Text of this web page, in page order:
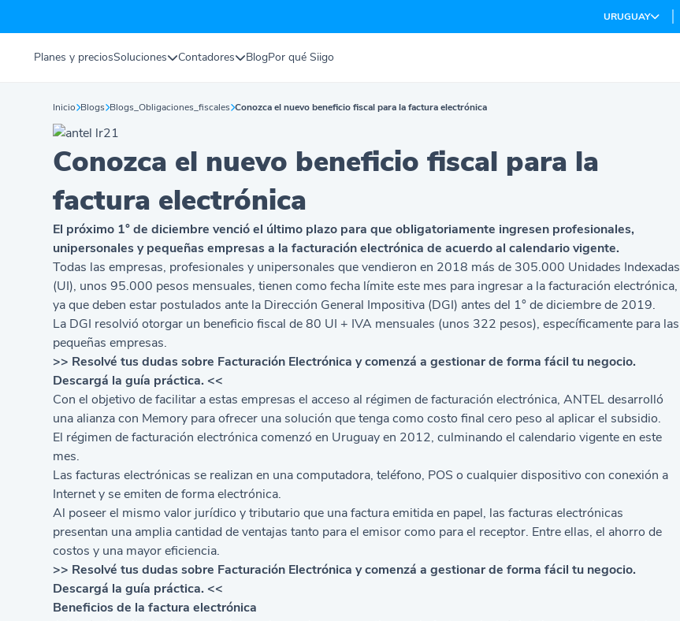
URUGUAY
Planes y preciosSoluciones Contadores BlogPor qué Siigo
Inicio Blogs Blogs_Obligaciones_fiscales Conozca el nuevo beneficio fiscal para la factura electrónica
Conozca el nuevo beneficio fiscal para la
factura electrónica
El próximo 1° de diciembre venció el último plazo para que obligatoriamente ingresen profesionales,
unipersonales y pequeñas empresas a la facturación electrónica de acuerdo al calendario vigente.
Todas las empresas, profesionales y unipersonales que vendieron en 2018 más de 305.000 Unidades Indexadas
(UI), unos 95.000 pesos mensuales, tienen como fecha límite este mes para ingresar a lafacturación electrónica,
ya que deben estar postulados ante la Dirección General Impositiva (DGI) antes del 1° de diciembre de 2019.
La DGI resolvió otorgar un beneficio fiscal de 80 UI + IVA mensuales (unos 322 pesos), específicamente para las
pequeñas empresas.
>> Resolvé tus dudas sobre Facturación Electrónica y comenzá a gestionar de forma fácil tu negocio.
Descargá la guía práctica. <<
Con el objetivo de facilitar a estas empresas el acceso al régimen de facturación electrónica, ANTEL desarrolló
una alianza con Memory para ofrecer una solución que tenga como costo final cero peso al aplicar el subsidio.
El régimen de facturación electrónica comenzó en Uruguay en 2012, culminando el calendario vigente en este
mes.
Las facturas electrónicas se realizan en una computadora, teléfono, POS o cualquier dispositivo con conexión a
Internet y se emiten de forma electrónica.
Al poseer el mismo valor jurídico y tributario que una factura emitida en papel, las facturas electrónicas
presentan una amplia cantidad de ventajas tanto para el emisor como para el receptor. Entre ellas, el ahorro de
costos y una mayor eficiencia.
>> Resolvé tus dudas sobre Facturación Electrónica y comenzá a gestionar de forma fácil tu negocio.
Descargá la guía práctica. <<
Beneficios de la factura electrónica